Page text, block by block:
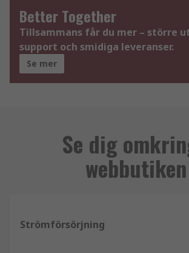
Better Together
Tillsammans får du mer – större
support och smidiga leveranser.
Se mer
Se dig
webbutiken
Strömförsörjning